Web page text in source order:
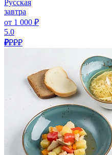
Русская
завтра
от 1 000 ₽
5.0
₽₽₽₽